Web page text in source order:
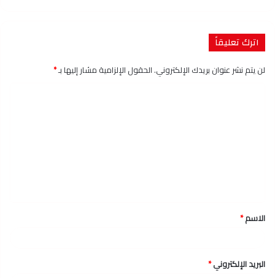
اترك تعليقاً
لن يتم نشر عنوان بريدك الإلكتروني.الحقول الإلزامية مشار إليها بـ*
*
الاسم*
البريد الإلكتروني*